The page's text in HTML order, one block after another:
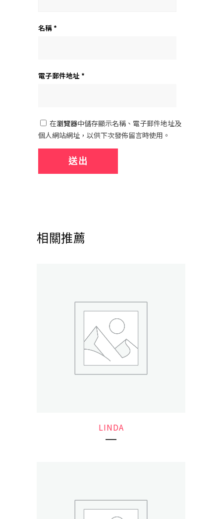
名稱 *
電子郵件地址 *
在瀏覽器中儲存顯示名稱、電子郵件地址及
個人網站網址，以供下次發佈留言時使用。
相關推薦
LINDA